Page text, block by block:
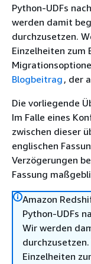
Python-UDFs
werden damit
durchzusetzen.
Einzelheiten zum
Blogbeitrag , der
Die vorliegende
Im Falle eines
zwischen dieser
englischen
Verzögerungen
Fassung
Amazon
Python-UDFs
Wir werden
Einzelheiten